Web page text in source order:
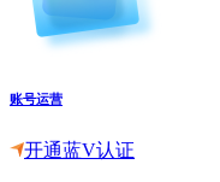
账号运营
开通蓝V认证